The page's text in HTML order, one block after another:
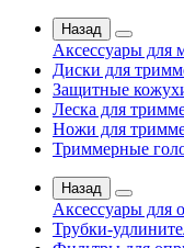
Назад
Аксессуары для
Диски для
Защитные
Леска для
Ножи для
Триммерные
Назад
Аксессуары для
Трубки-